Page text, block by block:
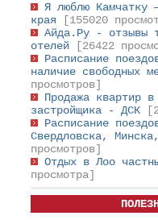
Я люблю Камчатку
края
[155020
Айда.Ру - отзывы
отелей
[26422
Расписание
наличие свободных
просмотров]
Продажа квартир
застройщика - ДСК
Расписание
Свердловска,
просмотров]
Отдых в Лоо
просмотра]